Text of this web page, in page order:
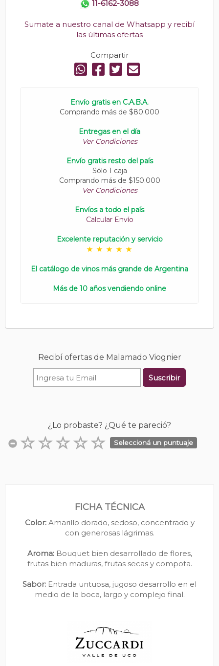
11-6162-3088
Sumate a nuestro canal de Whatsapp y recibí
las últimas ofertas
Compartir
Envío gratis en C.A.B.A.
Comprando más de $80.000
Entregas en el día
Ver Condiciones
Envío gratis resto del país
Sólo 1 caja
Comprando más de $150.000
Ver Condiciones
Envíos a todo el país
Calcular Envío
Excelente reputación y servicio
El catálogo de vinos más grande de Argentina
Más de 10 años vendiendo online
Recibí ofertas de Malamado Viognier
Suscribir
¿Lo probaste? ¿Qué te pareció?
Seleccioná un puntuaje
FICHA TÉCNICA
Color:Amarillo dorado, sedoso, concentrado y
con generosas lágrimas.
Aroma:Bouquet bien desarrollado de flores,
frutas bien maduras, frutas secas y compota.
Sabor: Entrada untuosa, jugoso desarrollo en el
medio de la boca, largo y complejo final.